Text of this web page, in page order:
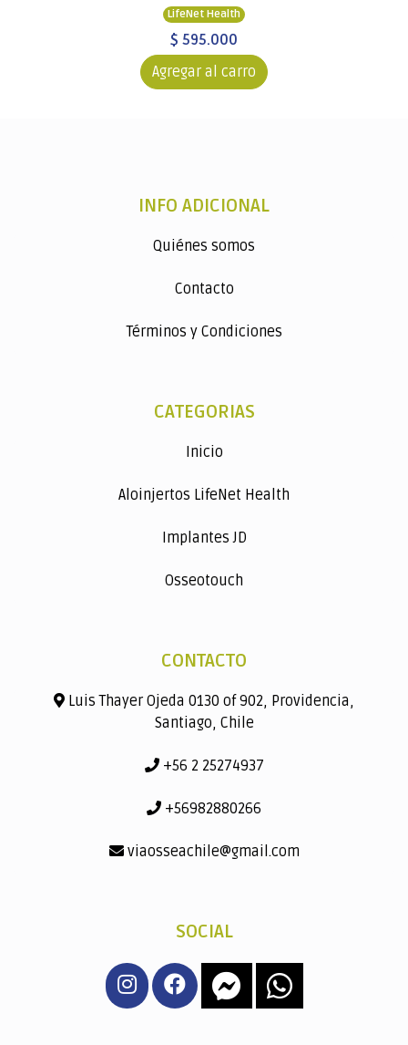
LifeNet Health
$ 595.000
Agregar al carro
INFO ADICIONAL
Quiénes somos
Contacto
Términos y Condiciones
CATEGORIAS
Inicio
Aloinjertos LifeNet Health
Implantes JD
Osseotouch
CONTACTO
Luis Thayer Ojeda 0130 of 902, Providencia,
Santiago, Chile
+56 2 25274937
+56982880266
viaosseachile@gmail.com
SOCIAL